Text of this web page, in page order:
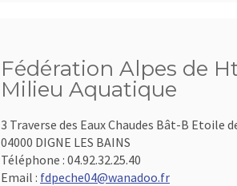
Fédération Alpes de
Milieu Aquatique
3 Traverse des Eaux Chaudes Bât-B Etoile
04000 DIGNE LES BAINS
Téléphone : 04.92.32.25.40
Email : fdpeche04@wanadoo.fr